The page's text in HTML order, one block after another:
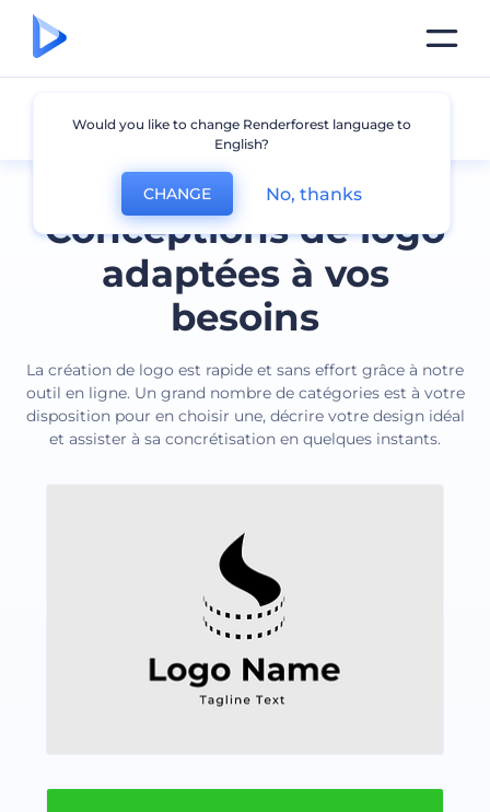
Conceptions de logo
adaptées à vos
besoins
La création de logo est rapide et sans effort grâce à notre
outil en ligne. Un grand nombre de catégories est à votre
disposition pour en choisir une, décrire votre design idéal
et assister à sa concrétisation en quelques instants.
Tous les logos
Would you like to change Renderforest language to
English?
CHANGE No, thanks